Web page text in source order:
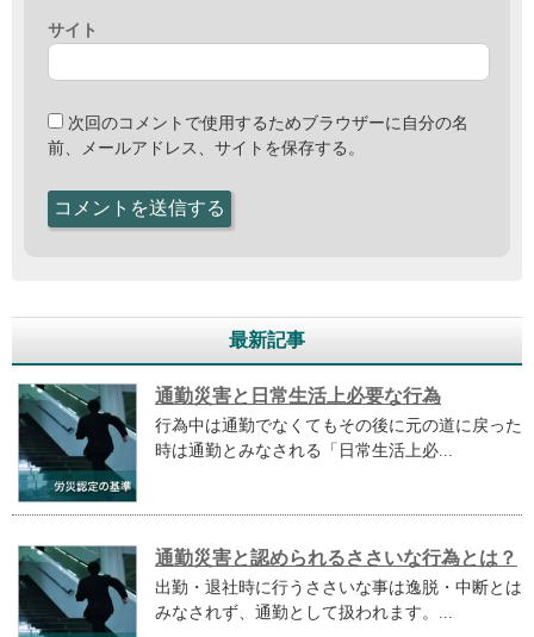
サイト
次回のコメントで使用するためブラウザーに自分の名
前、メールアドレス、サイトを保存する。
最新記事
通勤災害と日常生活上必要な行為
行為中は通勤でなくてもその後に元の道に戻った
時は通勤とみなされる「日常生活上必...
通勤災害と認められるささいな行為とは？
出勤・退社時に行うささいな事は逸脱・中断とは
みなされず、通勤として扱われます。...